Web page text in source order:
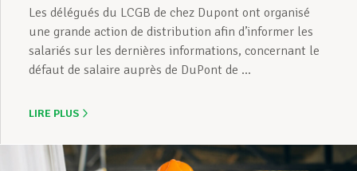
Les délégués du LCGB de chez Dupont ont organisé
une grande action de distribution afin d’informer les
salariés sur les dernières informations, concernant le
défaut de salaire auprès de DuPont de ...
LIRE PLUS